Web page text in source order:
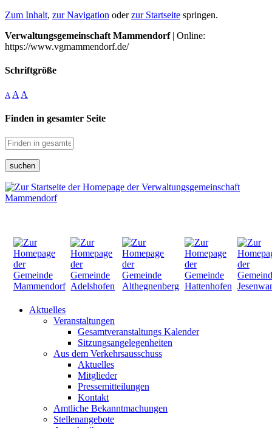
Zum Inhalt, zur Navigation oderzur Startseite springen.
Verwaltungsgemeinschaft Mammendorf| Online:
https://www.vgmammendorf.de/
Schriftgröße
A A A
Finden in gesamter Seite
suchen
Aktuelles
Veranstaltungen
Gesamtveranstaltungs Kalender
Sitzungsangelegenheiten
Aus dem Verkehrsausschuss
Aktuelles
Mitglieder
Pressemitteilungen
Kontakt
Amtliche Bekanntmachungen
Stellenangebote